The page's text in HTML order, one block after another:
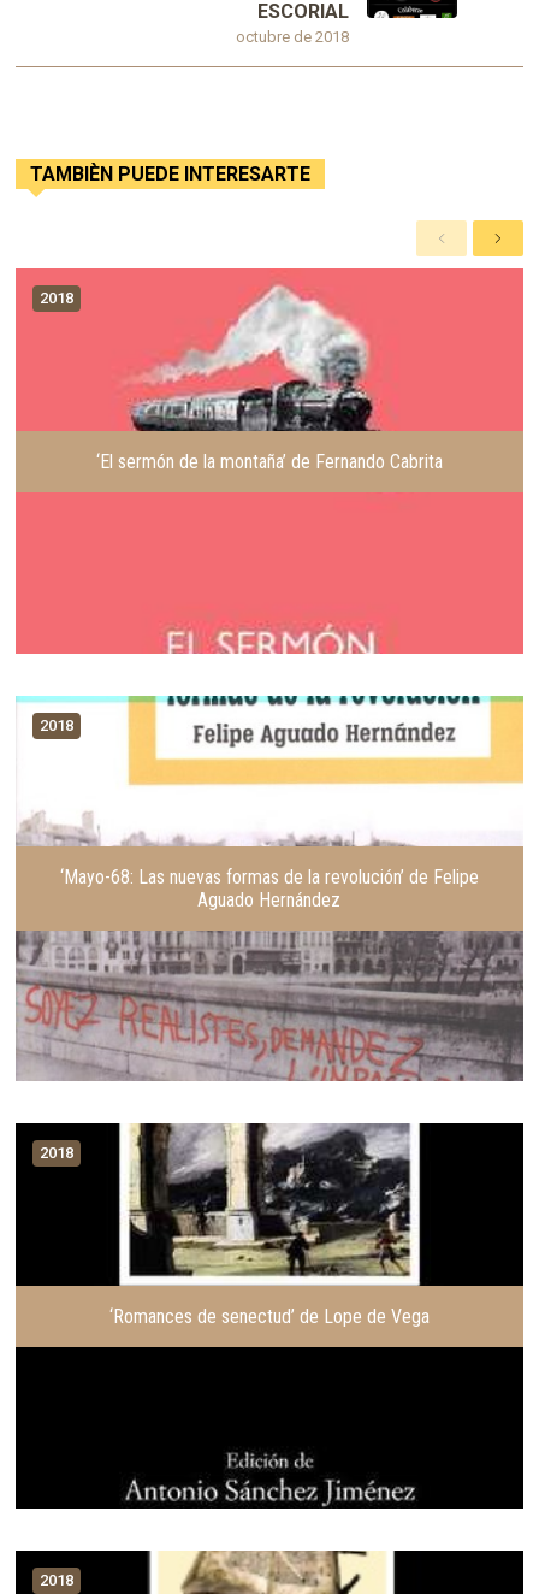
octubre de 2018
ESCORIAL
TAMBIÈN PUEDE INTERESARTE
A
n
S
i
2018
‘El sermón de la montaña’ de Fernando Cabrita
2018
‘Mayo-68: Las nuevas formas de la revolución’ de Felipe
Aguado Hernández
2018
‘Romances de senectud’ de Lope de Vega
2018